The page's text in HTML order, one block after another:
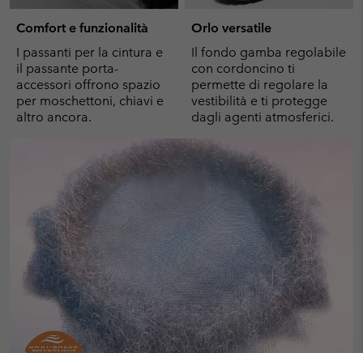
Comfort e funzionalità
I passanti per la cintura e
il passante porta-
accessori offrono spazio
per moschettoni, chiavi e
altro ancora.
Orlo versatile
Il fondo gamba regolabile
con cordoncino ti
permette di regolare la
vestibilità e ti protegge
dagli agenti atmosferici.